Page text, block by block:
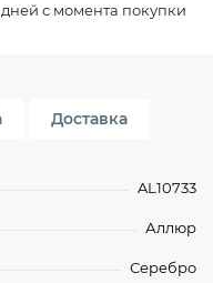
дней с момента покупки
Доставка
AL10733
Аллюр
Серебро